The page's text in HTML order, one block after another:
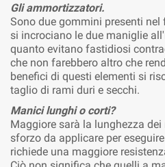
Gli ammortizzatori.
Sono due gommini presenti
si incrociano le due maniglie
quanto evitano fastidiosi
che non farebbero altro che
benefici di questi elementi si
taglio di rami duri e secchi.
Manici lunghi o corti?
Maggiore sarà la lunghezza
sforzo da applicare per
richiede una maggiore